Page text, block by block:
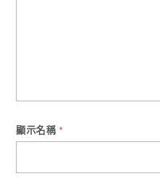
顯示名稱 *